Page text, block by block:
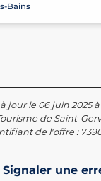
Bains
jour le 06 juin 2025 à
de Saint-
de l'offre :
Signaler une